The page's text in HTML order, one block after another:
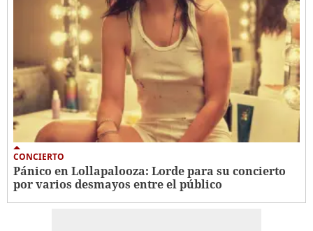
CONCIERTO
Pánico en Lollapalooza: Lorde para su concierto
por varios desmayos entre el público